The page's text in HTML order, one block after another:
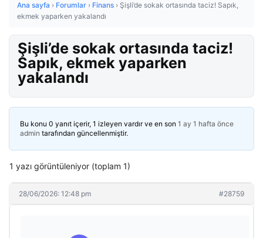
Ana sayfa › Forumlar › Finans › Şişli’de sokak ortasında taciz! Sapık,
ekmek yaparken yakalandı
Şişli’de sokak ortasında taciz!
Sapık, ekmek yaparken
yakalandı
Bu konu 0 yanıt içerir, 1 izleyen vardır ve en son 1 ay 1 hafta önce
admin tarafından güncellenmiştir.
1 yazı görüntüleniyor (toplam 1)
28/06/2026: 12:48 pm #28759